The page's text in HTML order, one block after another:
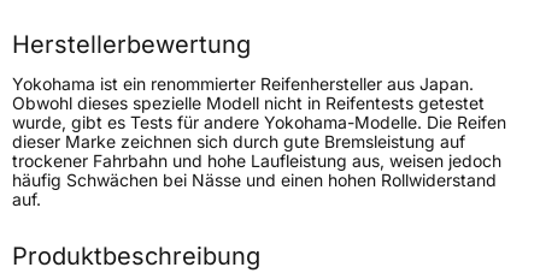
Höchstlast580 kg
Gewicht (in kg)
Generelle Merkmale
FahrzeugtypPKW
Verwendung
Modellname
Advan A10E
Herstellerbewertung
Yokohama ist ein renommierter Reifenhersteller aus Japan.
Obwohl dieses spezielle Modell nicht in Reifentests getestet
wurde, gibt es Tests für andere Yokohama-Modelle. Die Reifen
dieser Marke zeichnen sich durch gute Bremsleistung auf
trockener Fahrbahn und hohe Laufleistung aus, weisen jedoch
häufig Schwächen bei Nässe und einen hohen Rollwiderstand
auf.
Produktbeschreibung